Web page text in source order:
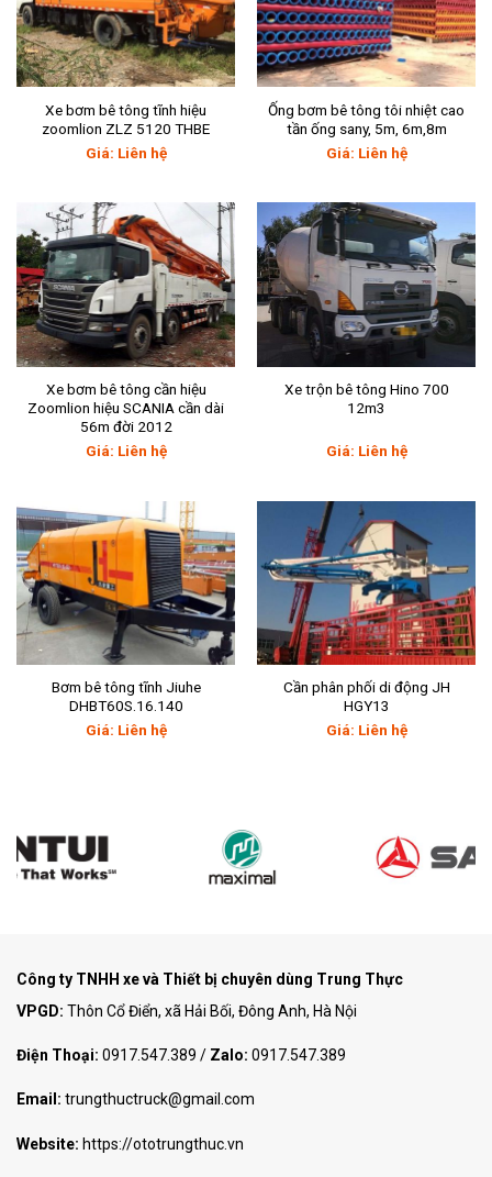
Xe bơm bê tông tĩnh hiệu
zoomlion ZLZ 5120 THBE
Giá: Liên hệ
Ống bơm bê tông tôi nhiệt cao
tần ống sany, 5m, 6m,8m
Giá: Liên hệ
Xe bơm bê tông cần hiệu
Zoomlion hiệu SCANIA cần dài
56m đời 2012
Giá: Liên hệ
Xe trộn bê tông Hino 700
12m3
Giá: Liên hệ
Bơm bê tông tĩnh Jiuhe
DHBT60S.16.140
Giá: Liên hệ
Cần phân phối di động JH
HGY13
Giá: Liên hệ
Công ty TNHH xe và Thiết bị chuyên dùng Trung Thực
VPGD: Thôn Cổ Điển, xã Hải Bối, Đông Anh, Hà Nội
Điện Thoại: 0917.547.389 / Zalo: 0917.547.389
Email: trungthuctruck@gmail.com
Website: https://ototrungthuc.vn